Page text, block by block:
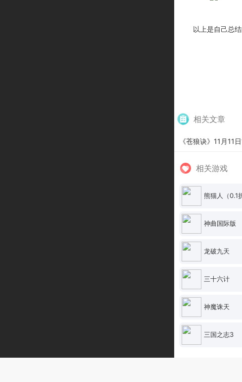
以上是自己总
相关文章
《苍狼诀》11月11
相关游戏
熊猫人（0.1
神曲国际版
龙破九天
三十六计
神魔诛天
三国之志3